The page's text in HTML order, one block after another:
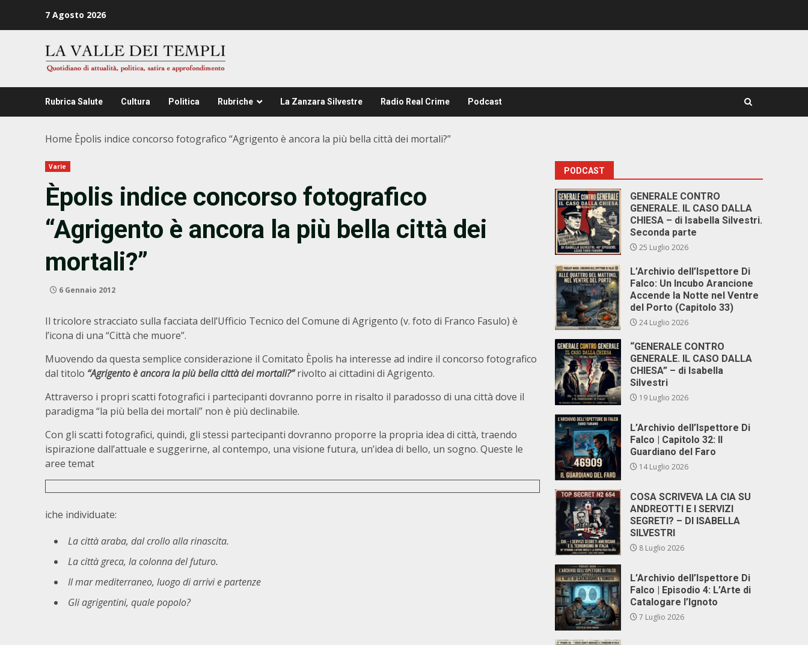
7 Agosto 2026
Rubrica Salute Cultura Politica Rubriche La Zanzara Silvestre Radio Real Crime Podcast
Home Èpolis indice concorso fotografico “Agrigento è ancora la più bella città dei mortali?”
Varie
Èpolis indice concorso fotografico
“Agrigento è ancora la più bella città dei
mortali?”
6 Gennaio 2012
Il tricolore stracciato sulla facciata dell’Ufficio Tecnico del Comune di Agrigento (v. foto di Franco Fasulo) è
l’icona di una “Città che muore”.
Muovendo da questa semplice considerazione il Comitato Èpolis ha interesse ad indire il concorso fotografico
dal titolo “Agrigento è ancora la più bella città dei mortali?”rivolto ai cittadini di Agrigento.
Attraverso i propri scatti fotografici i partecipanti dovranno porre in risalto il paradosso di una città dove il
paradigma “la più bella dei mortali” non è più declinabile.
Con gli scatti fotografici, quindi, gli stessi partecipanti dovranno proporre la propria idea di città, traendo
ispirazione dall’attuale e suggerirne, al contempo, una visione futura, un’idea di bello, un sogno. Queste le
aree temat
iche individuate:
La città araba, dal crollo alla rinascita.
La città greca, la colonna del futuro.
Il mar mediterraneo, luogo di arrivi e partenze
Gli agrigentini, quale popolo?
PODCAST
GENERALE CONTRO
GENERALE. IL CASO DALLA
CHIESA – di Isabella Silvestri.
Seconda parte
25 Luglio 2026
L’Archivio dell’Ispettore Di
Falco: Un Incubo Arancione
Accende la Notte nel Ventre
del Porto (Capitolo 33)
24 Luglio 2026
“GENERALE CONTRO
GENERALE. IL CASO DALLA
CHIESA” – di Isabella
Silvestri
19 Luglio 2026
L’Archivio dell’Ispettore Di
Falco | Capitolo 32: Il
Guardiano del Faro
14 Luglio 2026
COSA SCRIVEVA LA CIA SU
ANDREOTTI E I SERVIZI
SEGRETI? – DI ISABELLA
SILVESTRI
8 Luglio 2026
L’Archivio dell’Ispettore Di
Falco | Episodio 4: L’Arte di
Catalogare l’Ignoto
7 Luglio 2026